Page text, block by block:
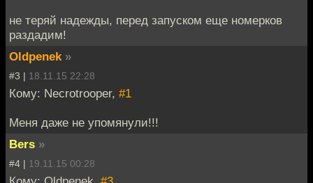
не теряй надежды, перед запуском еще номерков
раздадим!
Oldpenek »
#3 | 18.11.15 22:28
Кому: Necrotrooper, #1
Меня даже не упомянули!!!
Bers »
#4 | 19.11.15 00:28